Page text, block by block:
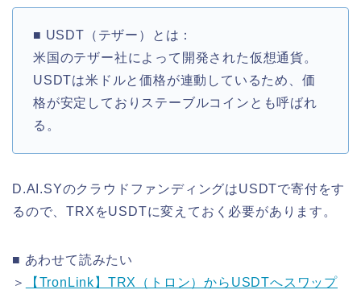
■ USDT（テザー）とは：
米国のテザー社によって開発された仮想通貨。
USDTは米ドルと価格が連動しているため、価
格が安定しておりステーブルコインとも呼ばれ
る。
D.AI.SYのクラウドファンディングはUSDTで寄付をす
るので、TRXをUSDTに変えておく必要があります。
■ あわせて読みたい
＞
【TronLink】TRX（トロン）からUSDTへスワップ